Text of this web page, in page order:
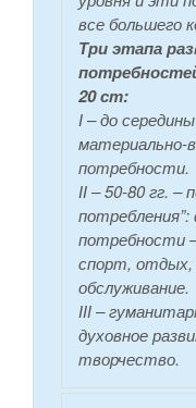
все большего
Три этапа
20 ст:
І – до
потребности.
ІІ – 50-80 гг. –
потребности
спорт, отдых,
обслуживание.
ІІІ –
духовное
творчество.